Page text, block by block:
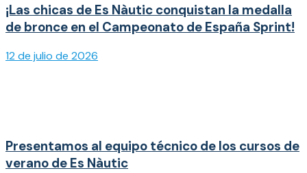
¡Las chicas de Es Nàutic conquistan la medalla
de bronce en el Campeonato de España Sprint!
12 de julio de 2026
Presentamos al equipo técnico de los cursos de
verano de Es Nàutic